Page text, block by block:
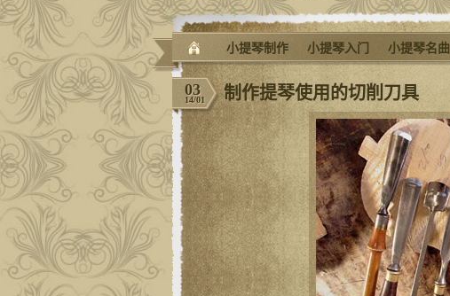
小提琴制作 小提琴入门 小提琴名曲
制作提琴使用的切削刀具
03
14/01